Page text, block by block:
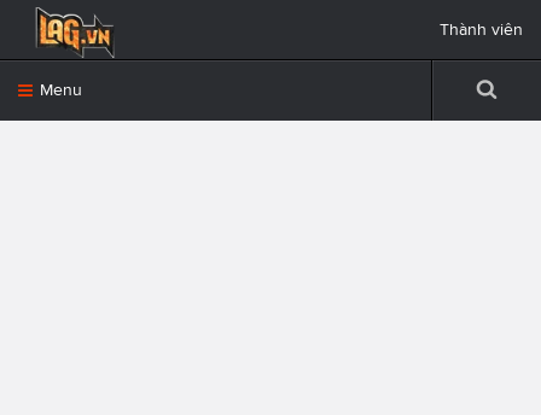
Menu
Thành viên